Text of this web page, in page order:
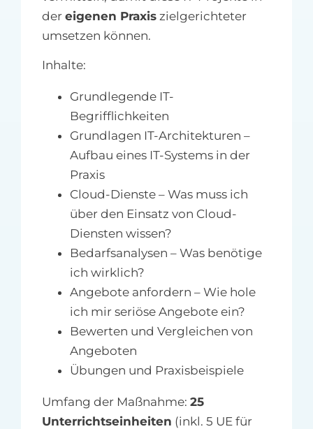
der eigenen Praxiszielgerichteter
umsetzen können.
Inhalte:
Grundlegende IT-
Begrifflichkeiten
Grundlagen IT-Architekturen –
Aufbau eines IT-Systems in der
Praxis
Cloud-Dienste – Was muss ich
über den Einsatz von Cloud-
Diensten wissen?
Bedarfsanalysen – Was benötige
ich wirklich?
Angebote anfordern – Wie hole
ich mir seriöse Angebote ein?
Bewerten und Vergleichen von
Angeboten
Übungen und Praxisbeispiele
Umfang der Maßnahme: 25
Unterrichtseinheiten (inkl. 5 UE für